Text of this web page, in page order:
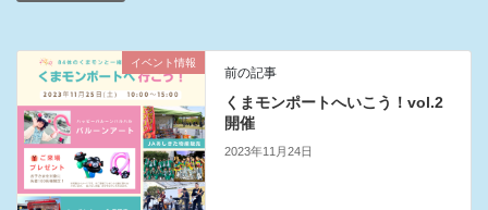
イベント情報
前の記事
くまモンポートへいこう！vol.2
開催
2023年11月24日